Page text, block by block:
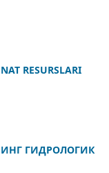
RESURSLARI
ГИДРОЛОГИК